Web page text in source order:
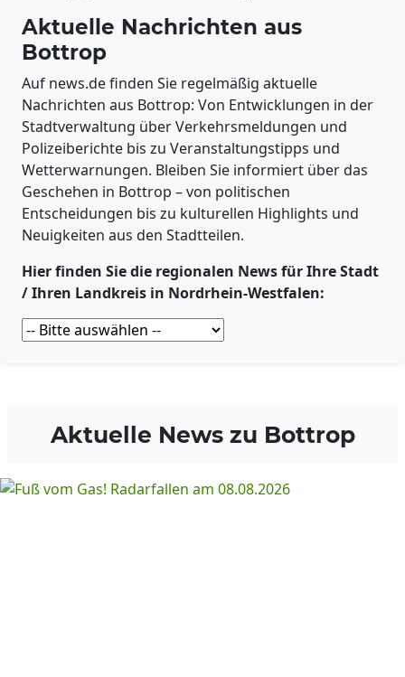
Aktuelle Nachrichten aus
Bottrop
Auf news.de finden Sie regelmäßig aktuelle
Nachrichten aus Bottrop: Von Entwicklungen in der
Stadtverwaltung über Verkehrsmeldungen und
Polizeiberichte bis zu Veranstaltungstipps und
Wetterwarnungen. Bleiben Sie informiert über das
Geschehen in Bottrop – von politischen
Entscheidungen bis zu kulturellen Highlights und
Neuigkeiten aus den Stadtteilen.
Hier finden Sie die regionalen News für Ihre Stadt
/ Ihren Landkreis in Nordrhein-Westfalen:
Aktuelle News zu Bottrop